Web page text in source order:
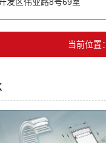
发区伟业路8号69室
当前位置：